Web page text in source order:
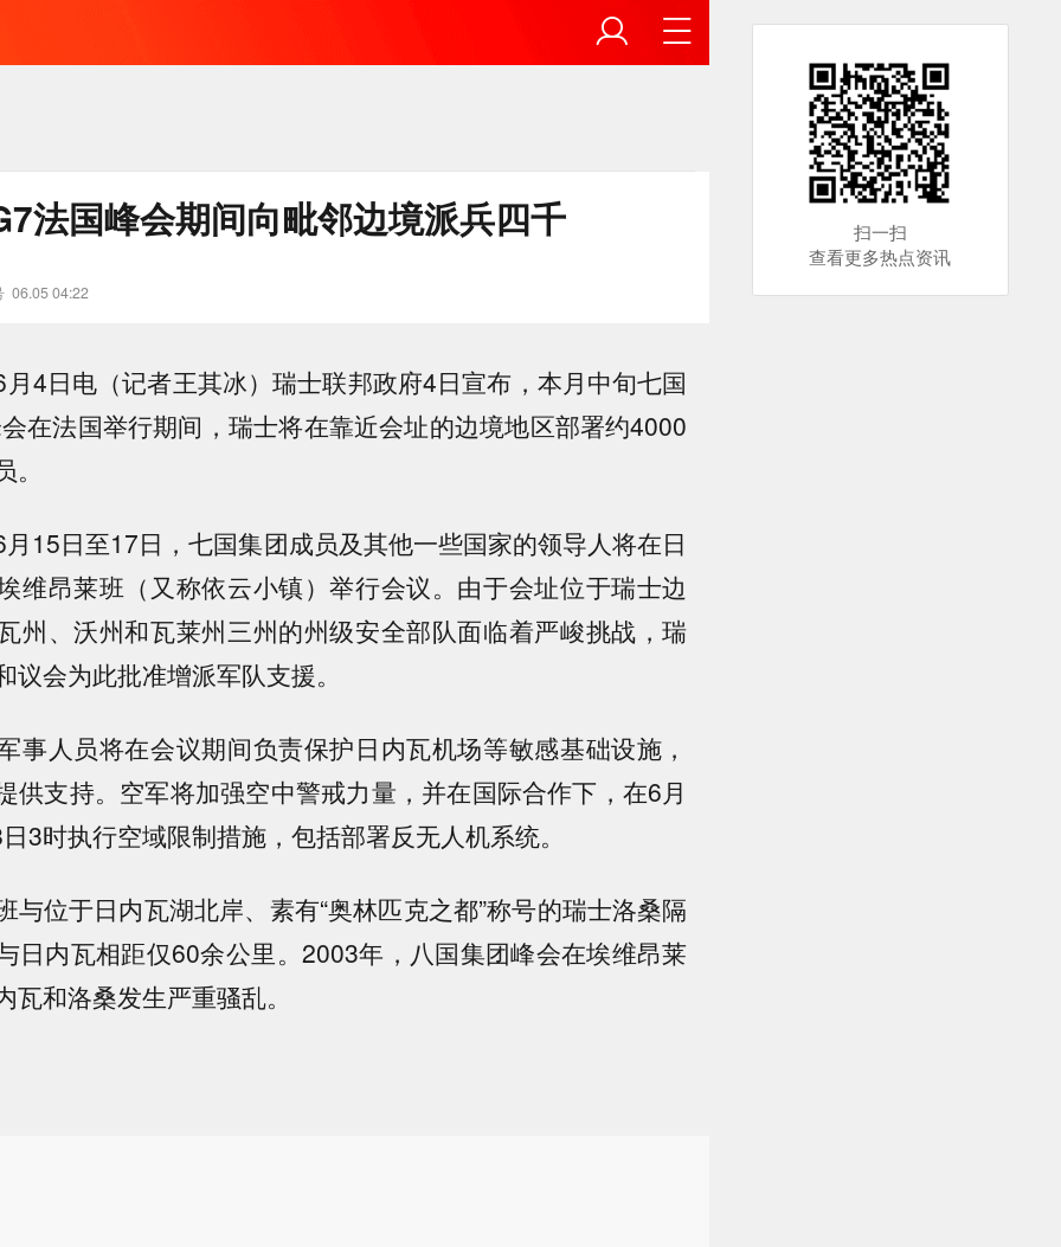
法国峰会期间向毗邻边境派兵四千
06.05 04:22
4日电（记者王其冰）瑞士联邦政府4日宣布，本月中旬七国
在法国举行期间，瑞士将在靠近会址的边境地区部署约4000
15日至17日，七国集团成员及其他一些国家的领导人将在日
维昂莱班（又称依云小镇）举行会议。由于会址位于瑞士边
州、沃州和瓦莱州三州的州级安全部队面临着严峻挑战，瑞
议会为此批准增派军队支援。
事人员将在会议期间负责保护日内瓦机场等敏感基础设施，
供支持。空军将加强空中警戒力量，并在国际合作下，在6月
3时执行空域限制措施，包括部署反无人机系统。
与位于日内瓦湖北岸、素有“奥林匹克之都”称号的瑞士洛桑隔
日内瓦相距仅60余公里。2003年，八国集团峰会在埃维昂莱
瓦和洛桑发生严重骚乱。
扫一扫
查看更多热点资讯